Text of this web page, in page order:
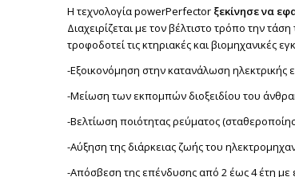
Η τεχνολογία powerPerfector ξεκίνησε να
Διαχειρίζεται με τον βέλτιστο τρόπο την
τροφοδοτεί τις κτηριακές και βιομηχανικές
-Εξοικονόμηση στην κατανάλωση ηλεκτρικής
-Μείωση των εκπομπών διοξειδίου του
-Βελτίωση ποιότητας ρεύματος
-Αύξηση της διάρκειας ζωής του
-Απόσβεση της επένδυσης από 2 έως 4 έτη